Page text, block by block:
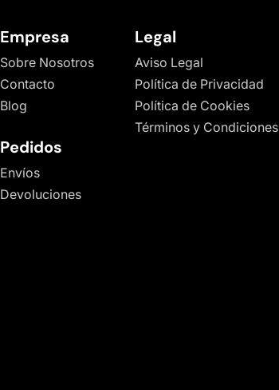
Empresa
Sobre Nosotros
Contacto
Blog
Pedidos
Envíos
Devoluciones
Legal
Aviso Legal
Política de Privacidad
Política de Cookies
Términos y Condiciones